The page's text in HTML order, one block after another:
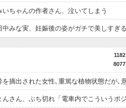
いちゃんの作者さん、泣いてしまう
1182
8077